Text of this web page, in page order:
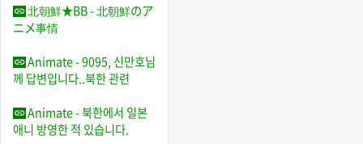
北朝鮮★BB - 北朝鮮のア
ニメ事情
Animate - 9095, 신만호님
께 답변입니다..북한 관련
Animate - 북한에서 일본
애니 방영한 적 있습니다.